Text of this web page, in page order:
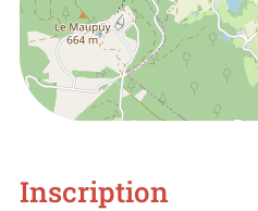
Inscription